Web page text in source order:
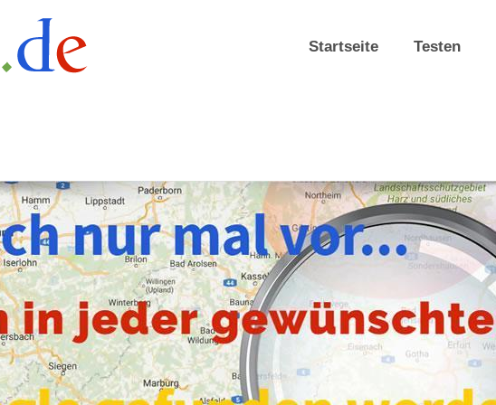
Startseite Testen